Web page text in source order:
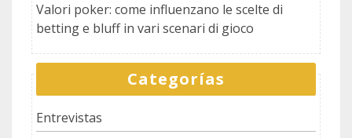
Valori poker: come influenzano le scelte di
betting e bluff in vari scenari di gioco
Categorías
Entrevistas